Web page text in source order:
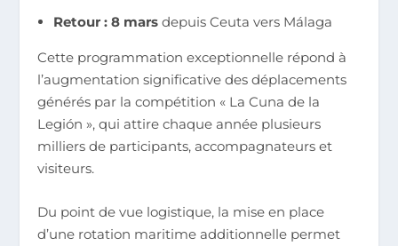
Retour : 8 marsdepuis Ceuta vers Málaga
Cette programmation exceptionnelle répond à
l’augmentation significative des déplacements
générés par la compétition « La Cuna de la
Legión », qui attire chaque année plusieurs
milliers de participants, accompagnateurs et
visiteurs.
Du point de vue logistique, la mise en place
d’une rotation maritime additionnelle permet